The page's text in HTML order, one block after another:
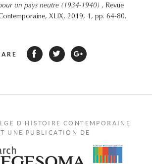
un pays neutre (1934-1940) , Revue
XLIX, 2019, 1, pp. 64-80.
D'HISTOIRE CONTEMPORAINE
UNE PUBLICATION DE